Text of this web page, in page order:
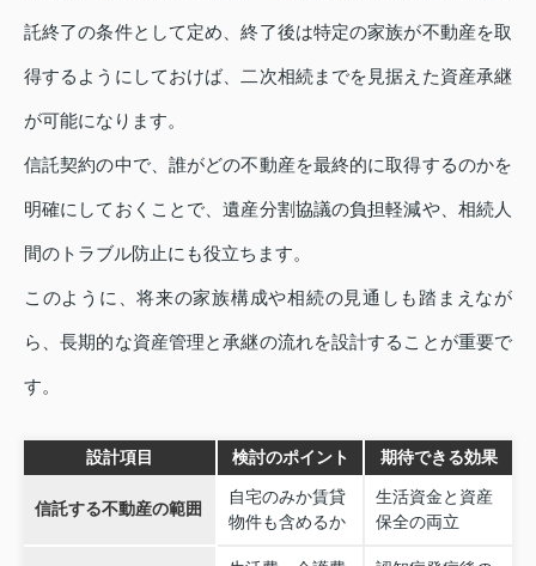
託終了の条件として定め、終了後は特定の家族が不動産を取
得するようにしておけば、二次相続までを見据えた資産承継
が可能になります。
信託契約の中で、誰がどの不動産を最終的に取得するのかを
明確にしておくことで、遺産分割協議の負担軽減や、相続人
間のトラブル防止にも役立ちます。
このように、将来の家族構成や相続の見通しも踏まえなが
ら、長期的な資産管理と承継の流れを設計することが重要で
す。
設計項目 検討のポイント 期待できる効果
信託する不動産の範囲
自宅のみか賃貸
物件も含めるか
生活資金と資産
保全の両立